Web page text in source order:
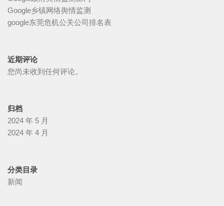
Google乡镇网络舆情监测
google东莞危机公关公司排名表
近期评论
您尚未收到任何评论。
归档
2024 年 5 月
2024 年 4 月
分类目录
新闻